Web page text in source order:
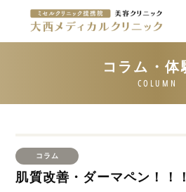
コラム
肌質改善・ダーマペン！！！